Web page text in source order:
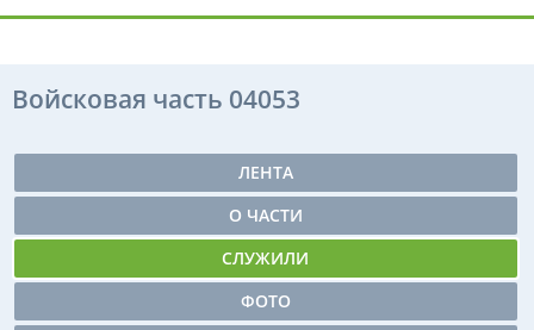
Войсковая часть 04053
ЛЕНТА
О ЧАСТИ
СЛУЖИЛИ
ФОТО